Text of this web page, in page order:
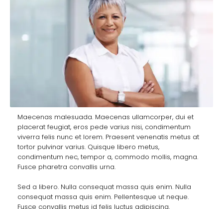
Maecenas malesuada. Maecenas ullamcorper, dui et
placerat feugiat, eros pede varius nisi, condimentum
viverra felis nunc et lorem. Praesent venenatis metus at
tortor pulvinar varius. Quisque libero metus,
condimentum nec, tempor a, commodo mollis, magna.
Fusce pharetra convallis urna.
Sed a libero. Nulla consequat massa quis enim. Nulla
consequat massa quis enim. Pellentesque ut neque.
Fusce convallis metus id felis luctus adipiscing.